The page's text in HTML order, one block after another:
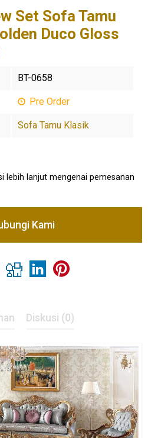
Set Sofa Tamu
Duco Gloss
BT-0658
Pre Order
Sofa Tamu Klasik
lebih lanjut mengenai pemesanan
Kami
Diskusi (0)